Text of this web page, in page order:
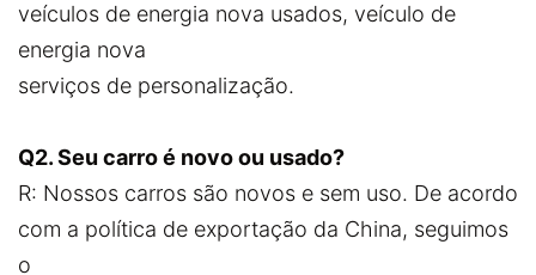
veículos de energia nova usados, veículo de
energia nova
serviços de personalização.
Q2. Seu carro é novo ou usado?
R: Nossos carros são novos e sem uso. De acordo
com a política de exportação da China, seguimos
o